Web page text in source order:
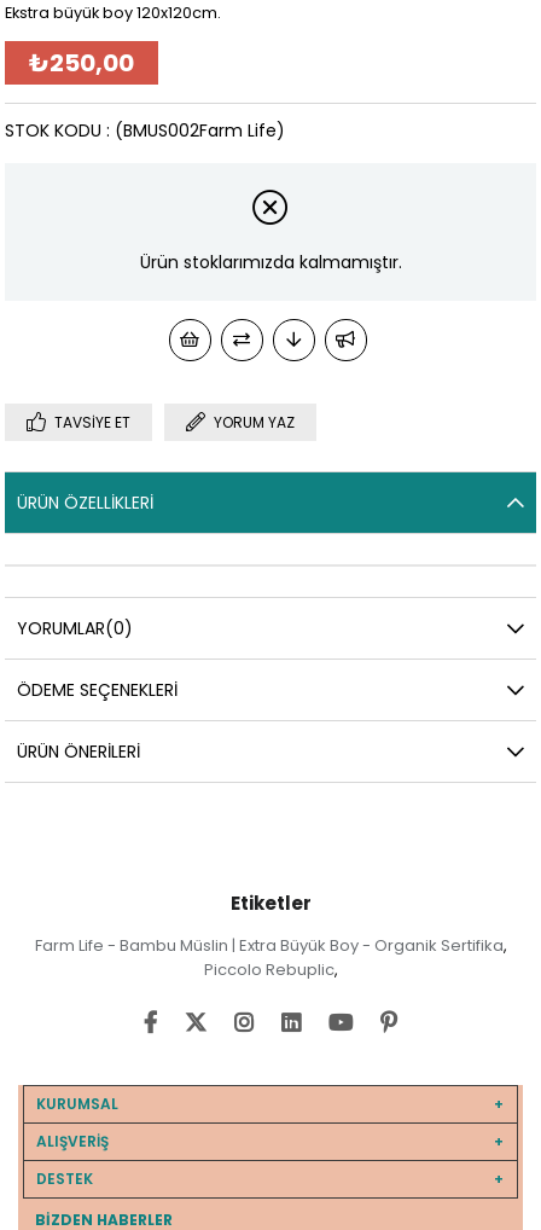
Ekstra büyük boy 120x120cm.
₺250,00
(BMUS002Farm Life)
STOK KODU
Ürün stoklarımızda kalmamıştır.
TAVSIYE ET YORUM YAZ
ÜRÜN ÖZELLIKLERI
YORUMLAR(0)
ÖDEME SEÇENEKLERI
ÜRÜN ÖNERILERI
Etiketler
Farm Life - Bambu Müslin | Extra Büyük Boy - Organik Sertifika,
Piccolo Rebuplic,
KURUMSAL
ALIŞVERİŞ
DESTEK
BIZDEN HABERLER